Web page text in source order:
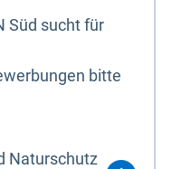
Süd sucht für
bitte
Naturschutz